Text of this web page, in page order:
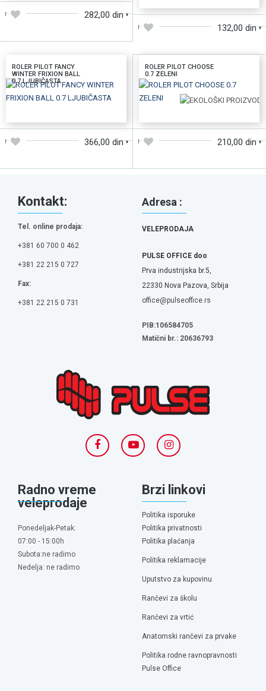
282,00 din
132,00 din
ROLER PILOT FANCY
WINTER FRIXION BALL
0.7 LJUBIČASTA
366,00 din
ROLER PILOT CHOOSE
0.7 ZELENI
210,00 din
Kontakt:
Tel. online prodaja:
+381 60 700 0 462
+381 22 215 0 727
Fax:
+381 22 215 0 731
Adresa :
VELEPRODAJA
PULSE OFFICE doo
Prva industrijska br.5,
22330 Nova Pazova, Srbija
office@pulseoffice.rs
PIB:106584705
Matični br.: 20636793
Radno vreme
veleprodaje
Ponedeljak-Petak:
07:00 - 15:00h
Subota:ne radimo
Nedelja: ne radimo
Brzi linkovi
Politika isporuke
Politika privatnosti
Politika plaćanja
Politika reklamacije
Uputstvo za kupovinu
Rančevi za školu
Rančevi za vrtić
Anatomski rančevi za prvake
Politika rodne ravnopravnosti
Pulse Office